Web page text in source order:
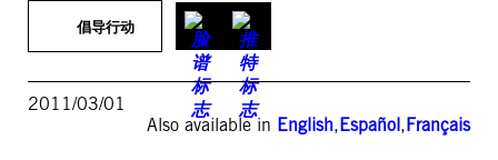
倡导行动
2011/03/01
Also available in English,Español,Français